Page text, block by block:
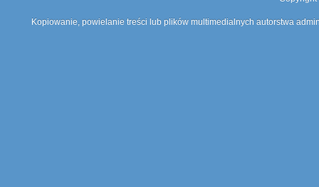
Kopiowanie, powielanie treści lub plików multimedialnych autorstwa